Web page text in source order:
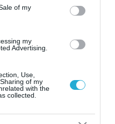
of my
my
Advertising.
Use,
of my
with the
collected.